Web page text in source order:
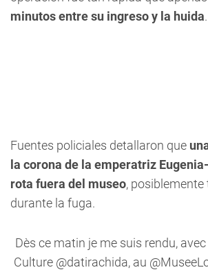
minutos entre su ingreso y la huida.
Fuentes policiales detallaron que
la corona de la emperatriz
rota fuera del museo, posiblemente
durante la fuga.
Dès ce matin je me suis rendu,
Culture @datirachida, au